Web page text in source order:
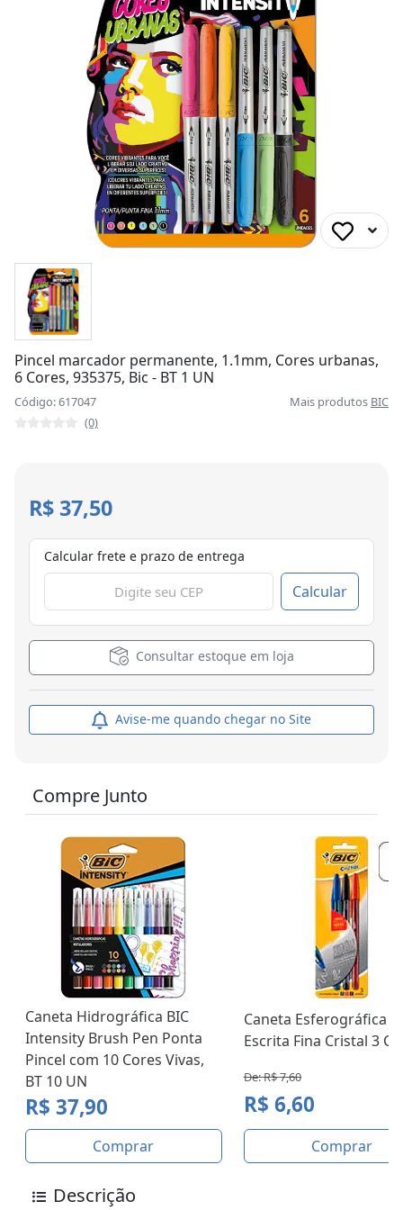
Pincel marcador permanente, 1.1mm, Cores urbanas,
6 Cores, 935375, Bic - BT 1 UN
Código: 617047 Mais produtos BIC
(0)
R$ 37,50
Calcular frete e prazo de entrega
Calcular
Consultar estoque em loja
Avise-me quando chegar no Site
Compre Junto
Caneta Hidrográfica BIC
Intensity Brush Pen Ponta
Pincel com 10 Cores Vivas,
BT 10 UN
R$ 37,90
Comprar
Caneta Esferográfica
Escrita Fina Cristal 3
De: R$ 7,60
R$ 6,60
Comprar
Descrição